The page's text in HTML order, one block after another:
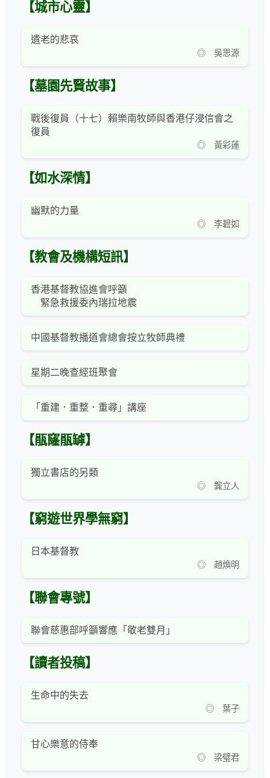
【城市心靈】
遺老的悲哀
◎ 吳思源
【墓園先賢故事】
戰後復員（十七）賴樂南牧師與香港仔浸信會之
復員
◎ 黃彩蓮
【如水深情】
幽默的力量
◎ 李碧如
【教會及機構短訊】
香港基督教協進會呼籲
緊急救援委內瑞拉地震
中國基督教播道會總會按立牧師典禮
星期二晚查經班聚會
「重建．重整．重尋」講座
【瓹窿瓹罅】
獨立書店的另類
◎ 龔立人
【窮遊世界學無窮】
日本基督教
◎ 趙煥明
【聯會專號】
聯會慈惠部呼籲響應「敬老雙月」
【讀者投稿】
生命中的失去
◎ 葉子
甘心樂意的侍奉
◎ 梁璧君